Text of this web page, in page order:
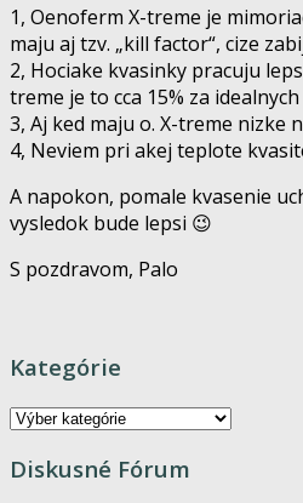
1, Oenoferm X-treme je
maju aj tzv. „kill factor“, cize
2, Hociake kvasinky pracuju
treme je to cca 15% za
3, Aj ked maju o. X-treme
4, Neviem pri akej teplote
A napokon, pomale kvasenie
vysledok bude lepsi 😉
S pozdravom, Palo
Kategórie
Kategórie
Diskusné Fórum